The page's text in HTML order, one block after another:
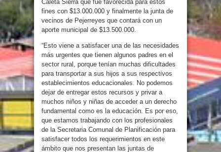
Caleta Sierra que fue favorecida para estos
fines con $13.000.000 y finalmente la junta de
vecinos de Pejerreyes que contará con un
aporte municipal de $13.500.000.
“Esto viene a satisfacer una de las necesidades
más urgentes que tienen algunos padres en el
sector rural, porque tenían muchas dificultades
para transportar a sus hijos a sus respectivos
establecimientos educacionales. No podemos
dejar de entregar estos recursos y privar a
muchos niños y niñas de acceder a un derecho
fundamental como es la educación. Es por eso,
que estamos trabajando con los profesionales
de la Secretaria Comunal de Planificación para
satisfacer todos los requerimientos en este
ámbito que nos presentan las juntas de